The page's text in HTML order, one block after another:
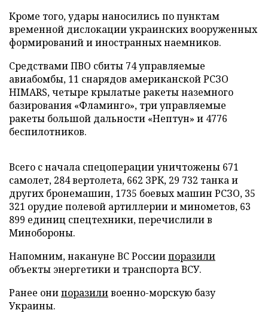
Кроме того, удары наносились по пунктам
временной дислокации украинских вооруженных
формирований и иностранных наемников.
Средствами ПВО сбиты 74 управляемые
авиабомбы, 11 снарядов американской РСЗО
HIMARS, четыре крылатые ракеты наземного
базирования «Фламинго», три управляемые
ракеты большой дальности «Нептун» и 4776
беспилотников.
Всего с начала спецоперации уничтожены 671
самолет, 284 вертолета, 662 ЗРК, 29 732 танка и
других бронемашин, 1735 боевых машин РСЗО, 35
321 орудие полевой артиллерии и минометов, 63
899 единиц спецтехники, перечислили в
Минобороны.
Напомним, накануне ВС Россиипоразили
объекты энергетики и транспорта ВСУ.
Ранее онипоразиливоенно-морскую базу
Украины.